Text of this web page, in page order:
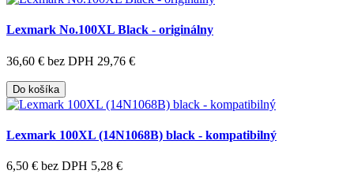
Lexmark No.100XL Black - originálny
36,60 € bez DPH 29,76 €
Do košíka
Lexmark 100XL (14N1068B) black - kompatibilný
6,50 € bez DPH 5,28 €